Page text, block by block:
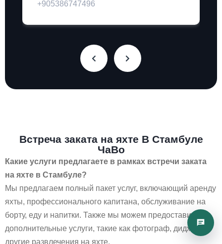
+905386747496
Встреча заката на яхте В Стамбуле
ЧаВо
Какие услуги предлагаете в рамках встречи заката
на яхте в Стамбуле?
Мы предлагаем полный пакет услуг, включающий аренду
яхты, профессионального капитана, обслуживание на
борту, еду и напитки. Также мы можем предоставить
дополнительные услуги, такие как фотограф, диджей и
другие развлечения на яхте.